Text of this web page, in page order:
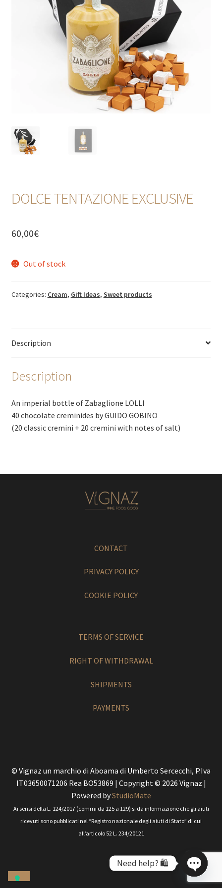
Extra EU / Contact
DOLCE TENTAZIONE EXCLUSIVE
60,00€
Out of stock
Categories: Cream, Gift Ideas, Sweet products
Description
Description
An imperial bottle of Zabaglione LOLLI
40 chocolate creminides by GUIDO GOBINO
(20 classic cremini + 20 cremini with notes of salt)
CONTACT
PRIVACY POLICY
COOKIE POLICY
TERMS OF SERVICE
RIGHT OF WITHDRAWAL
SHIPMENTS
PAYMENTS
© Vignaz un marchio di Aboama di Umberto Sercecchi, P.Iva
IT03650071206 Rea BO53869 | Copyright © 2026 Vignaz |
Powered byStudioMate
Ai sensi della L. 124/2017 (commi da 125 a 129) si da informazione che gli aiuti
ricevuti sono pubblicati nel “Registro nazionale degli aiuti di Stato” di cui
all’articolo 52 L. 234/20121
Need help? 🛍️
O